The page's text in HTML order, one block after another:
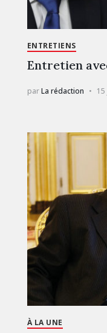
ENTRETIENS
Entretien
parLa rédaction
À LA UNE